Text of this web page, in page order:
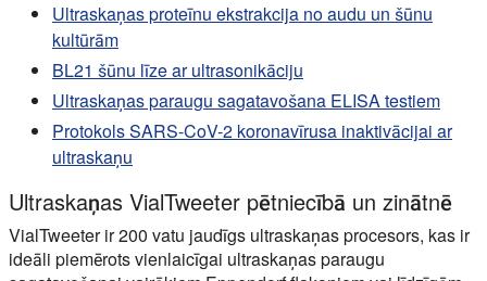
Ultraskaņas proteīnu ekstrakcija no audu un šūnu
kultūrām
BL21 šūnu līze ar ultrasonikāciju
Ultraskaņas paraugu sagatavošana ELISA testiem
Protokols SARS-CoV-2 koronavīrusa inaktivācijai ar
ultraskaņu
Ultraskaņas VialTweeter pētniecībā un zinātnē
VialTweeter ir 200 vatu jaudīgs ultraskaņas procesors, kas ir
ideāli piemērots vienlaicīgai ultraskaņas paraugu